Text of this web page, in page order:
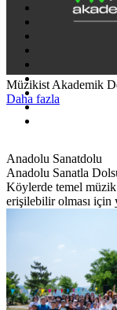
Müzikist Akademik
Daha fazla
Anadolu Sanatdolu
Anadolu Sanatla
Köylerde temel
erişilebilir olması için